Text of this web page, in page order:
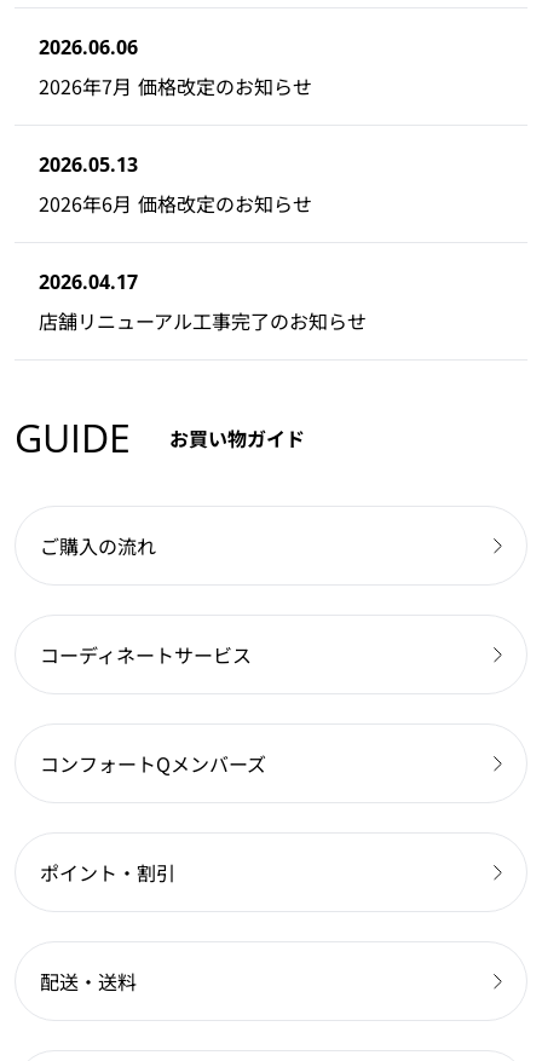
2026.06.06
2026年7月 価格改定のお知らせ
2026.05.13
2026年6月 価格改定のお知らせ
2026.04.17
店舗リニューアル工事完了のお知らせ
GUIDE お買い物ガイド
ご購入の流れ
コーディネートサービス
コンフォートQメンバーズ
ポイント・割引
配送・送料